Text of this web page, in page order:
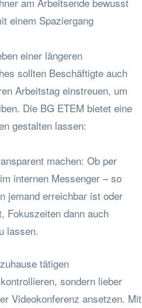
einem Spaziergang
einer längeren
sollten Beschäftigte auch
Arbeitstag einstreuen, um
Die BG ETEM bietet eine
gestalten lassen:
machen: Ob per
internen Messenger – so
jemand erreichbar ist oder
Fokuszeiten dann auch
lassen.
tätigen
sondern lieber
Videokonferenz ansetzen. Mit